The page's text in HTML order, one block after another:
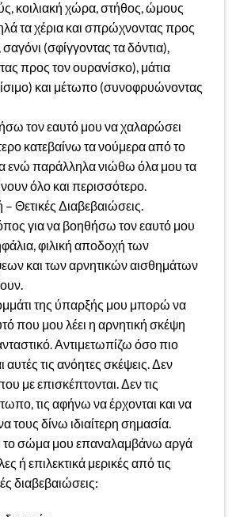
κοιλιακή χώρα, στήθος, ώμους
τα χέρια και σπρώχνοντας προς
(σφίγγοντας τα δόντια),
προς τον ουρανίσκο), μάτια
και μέτωπο (συνοφρυώνοντας
τον εαυτό μου να χαλαρώσει
κατεβαίνω τα νούμερα από το
ενώ παράλληλα νιώθω όλα μου τα
όλο και περισσότερο.
Θετικές Διαβεβαιώσεις.
για να βοηθήσω τον εαυτό μου
φιλική αποδοχή των
και των αρνητικών αισθημάτων
της ύπαρξής μου μπορώ να
που μου λέει η αρνητική σκέψη
Αντιμετωπίζω όσο πιο
αυτές τις ανόητες σκέψεις. Δεν
με επισκέπτονται. Δεν τις
τις αφήνω να έρχονται και να
τους δίνω ιδιαίτερη σημασία.
σώμα μου επαναλαμβάνω αργά
ή επιλεκτικά μερικές από τις
διαβεβαιώσεις: